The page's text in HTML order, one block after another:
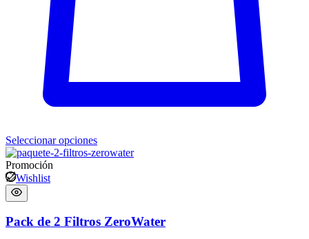
Seleccionar opciones
Promoción
Wishlist
Pack de 2 Filtros ZeroWater